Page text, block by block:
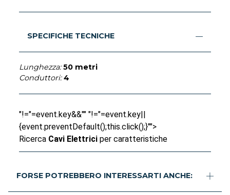
SPECIFICHE TECNICHE
Lunghezza: 50 metri
Conduttori: 4
"!="=event.key&&"" "!="=event.key||
{event.preventDefault();this.click();}"">
Ricerca Cavi Elettriciper caratteristiche
FORSE POTREBBERO INTERESSARTI ANCHE: